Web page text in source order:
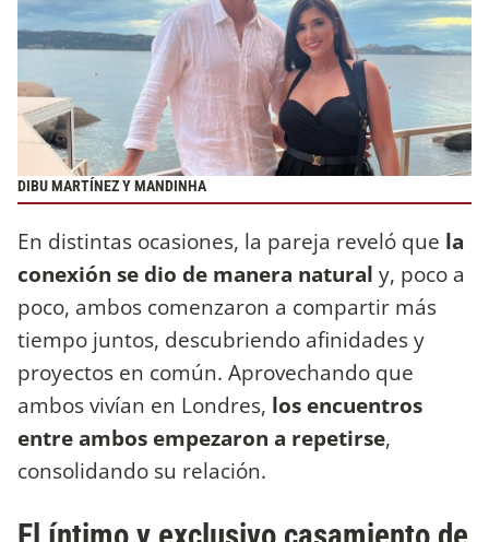
DIBU MARTÍNEZ Y MANDINHA
En distintas ocasiones, la pareja reveló que la
conexión se dio de manera natural y, poco a
poco, ambos comenzaron a compartir más
tiempo juntos, descubriendo afinidades y
proyectos en común. Aprovechando que
ambos vivían en Londres, los encuentros
entre ambos empezaron a repetirse,
consolidando su relación.